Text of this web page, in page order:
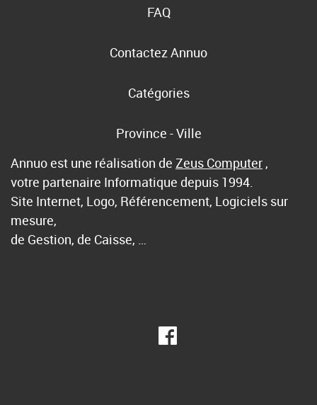
FAQ
Contactez Annuo
Catégories
Province - Ville
Annuo est une réalisation de Zeus Computer ,
votre partenaire Informatique depuis 1994.
Site Internet, Logo, Référencement, Logiciels sur
mesure,
de Gestion, de Caisse, …